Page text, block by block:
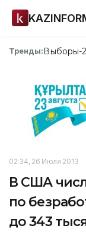
Тренды:Выборы-
02:34, 26 Июля 2013
В США
по
до 343